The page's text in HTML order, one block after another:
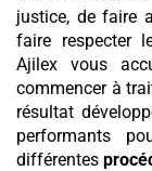
justice, de faire
faire respecter
Ajilex vous
commencer à
résultat
performants
différentes